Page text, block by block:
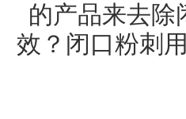
的产品来去除
效？闭口粉刺